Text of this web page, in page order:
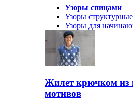
Узоры спицами
Узоры структурные
Узоры для
Жилет крючком из
мотивов